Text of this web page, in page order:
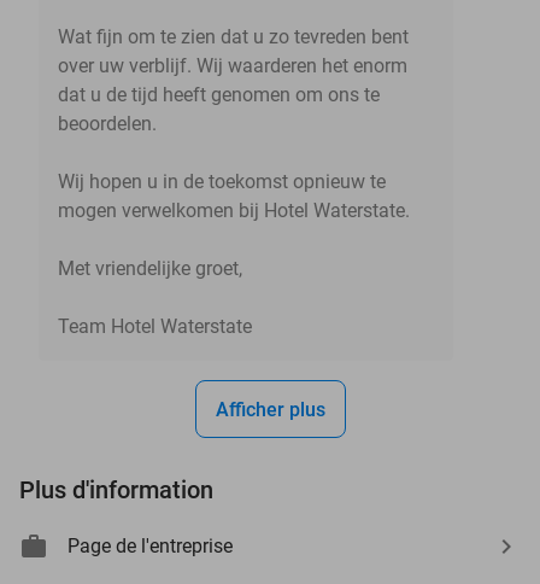
Wat fijn om te zien dat u zo tevreden bent
over uw verblijf. Wij waarderen het enorm
dat u de tijd heeft genomen om ons te
beoordelen.
Wij hopen u in de toekomst opnieuw te
mogen verwelkomen bij Hotel Waterstate.
Met vriendelijke groet,
Team Hotel Waterstate
Afficher plus
Plus d'information
Page de l'entreprise